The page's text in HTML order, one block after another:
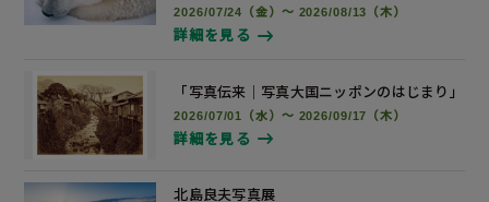
2026/07/24（金）～ 2026/08/13（木）
詳細を見る
「写真伝来｜写真大国ニッポンのはじまり」
2026/07/01（水）～ 2026/09/17（木）
詳細を見る
北島良夫写真展